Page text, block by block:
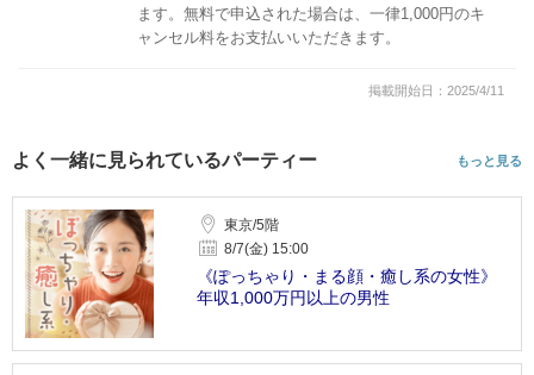
ます。無料で申込された場合は、一律1,000円のキ
ャンセル料をお支払いいただきます。
掲載開始日：2025/4/11
よく一緒に見られているパーティー もっと見る
東京/5階
8/7(金) 15:00
《ぽっちゃり・まる顔・癒し系の女性》
年収1,000万円以上の男性